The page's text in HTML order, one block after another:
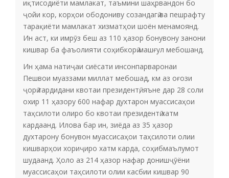
иқтисодиёти мамлакат, таъмини шаҳрвандон бо
ҷойи кор, корҳои ободониву созандагӣ ва пешрафту
тарақиёти мамлакат хизматҳои шоён менамоянд.
Ин аст, ки имрӯз беш аз 110 ҳазор бонувону занони
кишвар ба фаъолияти соҳибкорӣ машғул мебошанд.
Ин ҳама натиҷаи сиёсати инсонпарваронаи
Пешвои муаззами миллат мебошад, км аз оғози
ҷорӣ гардидани квотаи президентӣ, яъне дар 28 соли
охир 11 ҳазору 600 нафар духтарон муассисаҳои
таҳсилоти олиро бо квотаи президентӣ хатм
кардаанд. Илова бар ин, зиёда аз 35 ҳазор
духтарону бонувон муассисаҳои таҳсилоти олии
кишварҳои хориҷиро хатм карда, соҳибмаълумот
шудаанд. Ҳоло аз 214 ҳазор нафар донишҷӯёни
муассисаҳои таҳсилоти олии касбии кишвар 90